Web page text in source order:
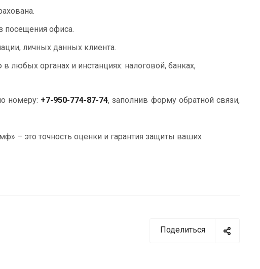
посещения офиса.
личных данных клиента.
любых органах и инстанциях: налоговой, банках,
номеру: +7-950-774-87-74, заполнив форму обратной связи,
– это точность оценки и гарантия защиты ваших
Поделиться